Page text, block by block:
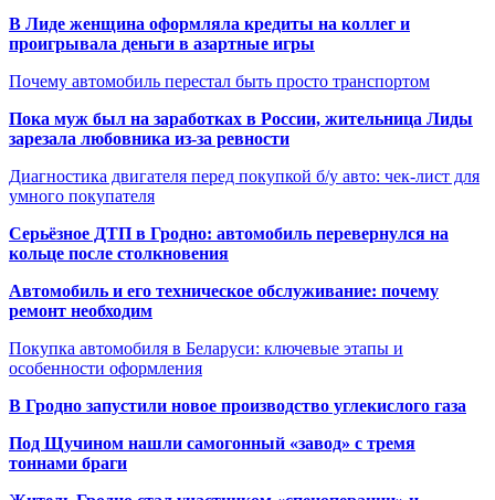
В Лиде женщина оформляла кредиты на коллег и
проигрывала деньги в азартные игры
Почему автомобиль перестал быть просто транспортом
Пока муж был на заработках в России, жительница Лиды
зарезала любовника из-за ревности
Диагностика двигателя перед покупкой б/у авто: чек-лист для
умного покупателя
Серьёзное ДТП в Гродно: автомобиль перевернулся на
кольце после столкновения
Автомобиль и его техническое обслуживание: почему
ремонт необходим
Покупка автомобиля в Беларуси: ключевые этапы и
особенности оформления
В Гродно запустили новое производство углекислого газа
Под Щучином нашли самогонный «завод» с тремя
тоннами браги